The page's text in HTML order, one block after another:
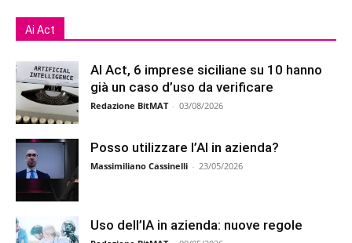
Ai Act
AI Act, 6 imprese siciliane su 10 hanno
già un caso d’uso da verificare
Redazione BitMAT - 03/08/2026
Posso utilizzare l’AI in azienda?
Massimiliano Cassinelli - 23/05/2026
Uso dell’IA in azienda: nuove regole